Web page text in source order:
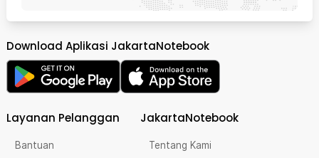
Download Aplikasi JakartaNotebook
Layanan Pelanggan
Bantuan
JakartaNotebook
Tentang Kami